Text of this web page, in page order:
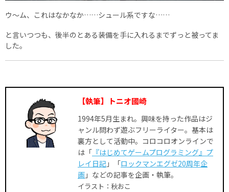
ウ～ム、これはなかなか……シュール系ですな……
と言いつつも、後半のとある装備を手に入れるまでずっと被ってま
した。
【執筆】トニオ國崎
1994年5月生まれ。興味を持った作品はジ
ャンル問わず遊ぶフリーライター。基本は
裏方として活動中。コロコロオンラインで
は「 『はじめてゲームプログラミング』プ
レイ日記 」「ロックマンエグゼ20周年企
画 」などの記事を企画・執筆。
イラスト：秋おこ